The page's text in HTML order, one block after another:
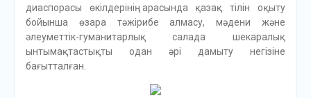
диаспорасы өкілдерінің арасында қазақ тілін оқыту
бойынша өзара тәжірибе алмасу, мәдени және
әлеуметтік-гуманитарлық салада шекаралық
ынтымақтастықты одан әрі дамыту негізіне
бағытталған.